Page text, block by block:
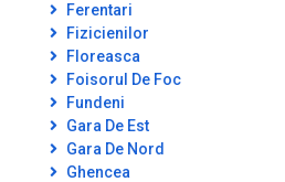
Ferentari
Fizicienilor
Floreasca
Foisorul De Foc
Fundeni
Gara De Est
Gara De Nord
Ghencea